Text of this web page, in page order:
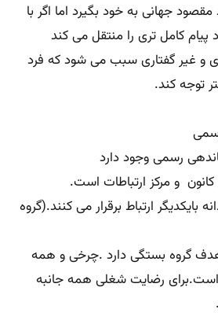
جهانی به خود بگیرد اما اگر با
پیام کامل تری را منتقل می کند
و غیر گفتاری سبب می شود که فرد
توجه کند.
بایکدیگر ارتباط برقرار می کنند.(گروه
گروه بستگی دارد .چرخی و همه
است.برای رضایت شغلی همه جانبه